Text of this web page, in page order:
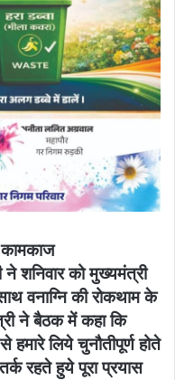
कामकाज
शनिवार को मुख्यमंत्री
वनाग्नि की रोकथाम के
ने बैठक में कहा कि
हमारे लिये चुनौतीपूर्ण होते
रहते हुये पूरा प्रयास